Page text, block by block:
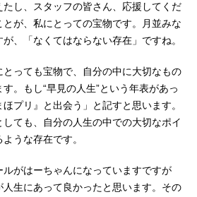
し、スタッフの皆さん、応援してくだ
が、私にとっての宝物です。月並みな
、「なくてはならない存在」ですね。
とっても宝物で、自分の中に大切なもの
。もし“早見の人生”という年表があっ
プリ』と出会う」と記すと思います。
ても、自分の人生の中での大切なポイ
うな存在です。
がはーちゃんになっていますですが
人生にあって良かったと思います。その